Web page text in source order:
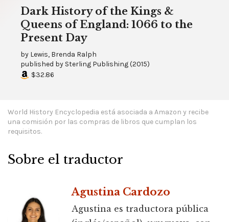
Dark History of the Kings &
Queens of England: 1066 to the
Present Day
by Lewis, Brenda Ralph
published by Sterling Publishing(2015)
$32.86
World History Encyclopedia está asociada a Amazon y recibe
una comisión por las compras de libros que cumplan los
requisitos.
Sobre el traductor
Agustina Cardozo
Agustina es traductora pública